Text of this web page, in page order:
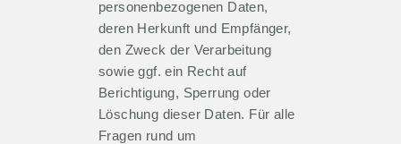
personenbezogenen Daten,
deren Herkunft und Empfänger,
den Zweck der Verarbeitung
sowie ggf. ein Recht auf
Berichtigung, Sperrung oder
Löschung dieser Daten. Für alle
Fragen rund um